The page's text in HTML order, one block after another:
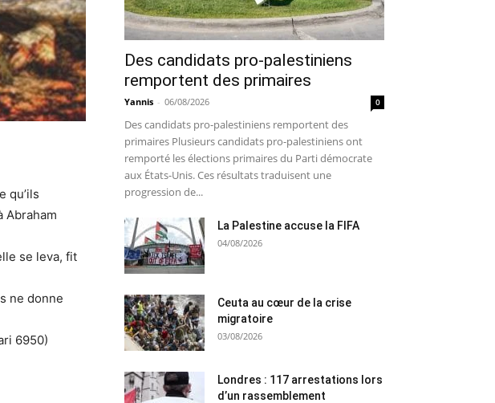
qu’ils
Abraham
se leva, fit
ne donne
6950)
Des candidats pro-palestiniens
remportent des primaires
Yannis - 06/08/2026 0
Des candidats pro-palestiniens remportent des
primaires Plusieurs candidats pro-palestiniens ont
remporté les élections primaires du Parti démocrate
aux États-Unis. Ces résultats traduisent une
progression de...
La Palestine accuse la FIFA
04/08/2026
Ceuta au cœur de la crise
migratoire
03/08/2026
Londres : 117 arrestations lors
d’un rassemblement